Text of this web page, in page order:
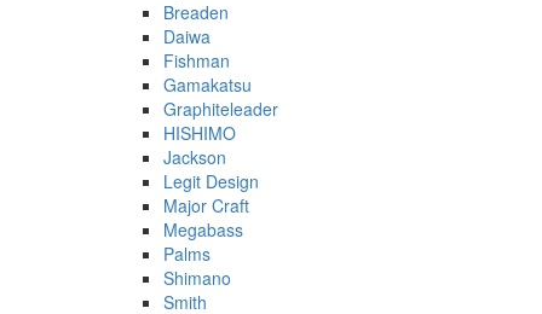
Breaden
Daiwa
Fishman
Gamakatsu
Graphiteleader
HISHIMO
Jackson
Legit Design
Major Craft
Megabass
Palms
Shimano
Smith